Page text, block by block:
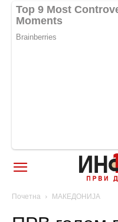
Почетна МАКЕДОНИЈА